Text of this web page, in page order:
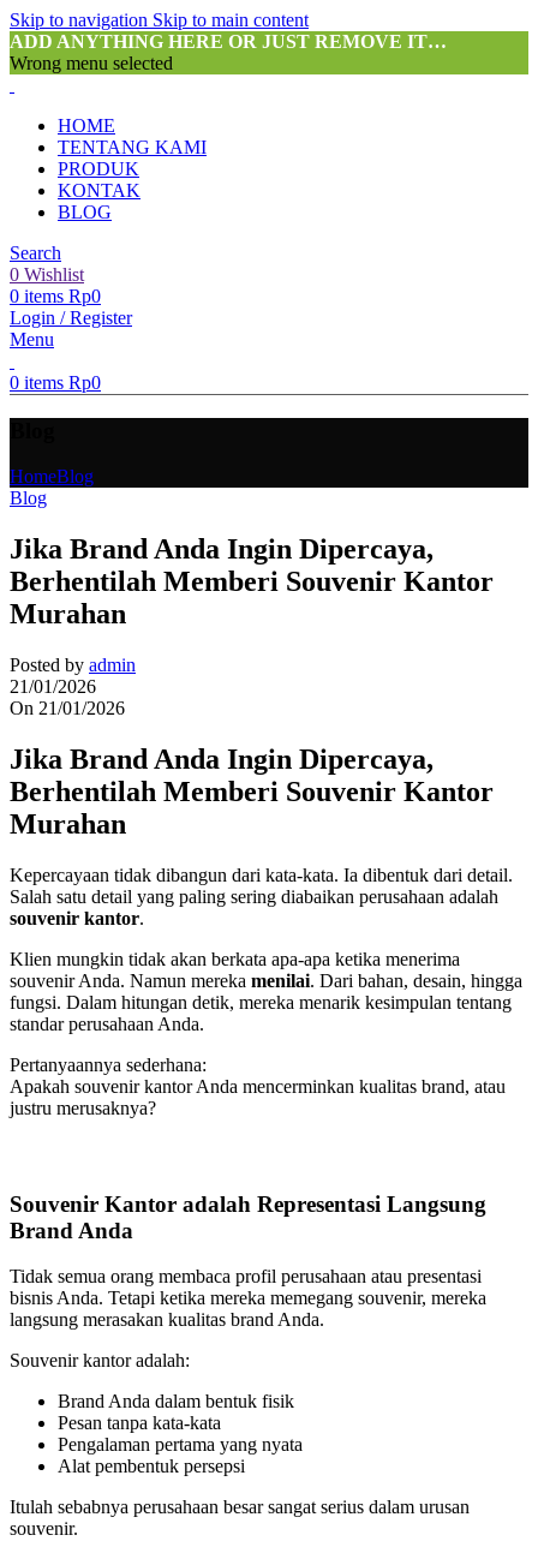
Skip to navigation Skip to main content
ADD ANYTHING HERE OR JUST REMOVE IT…
Wrong menu selected
HOME
TENTANG KAMI
PRODUK
KONTAK
BLOG
Search
0 Wishlist
0 items Rp0
Login / Register
Menu
0 items Rp0
HomeBlog
Blog
Jika Brand Anda Ingin Dipercaya,
Berhentilah Memberi Souvenir Kantor
Murahan
Posted by admin
21/01/2026
On 21/01/2026
Jika Brand Anda Ingin Dipercaya,
Berhentilah Memberi Souvenir Kantor
Murahan
Kepercayaan tidak dibangun dari kata-kata. Ia dibentuk dari detail.
Salah satu detail yang paling sering diabaikan perusahaan adalah
souvenir kantor.
Klien mungkin tidak akan berkata apa-apa ketika menerima
souvenir Anda. Namun mereka menilai. Dari bahan, desain, hingga
fungsi. Dalam hitungan detik, mereka menarik kesimpulan tentang
standar perusahaan Anda.
Pertanyaannya sederhana:
Apakah souvenir kantor Anda mencerminkan kualitas brand, atau
justru merusaknya?
Souvenir Kantor adalah Representasi Langsung
Brand Anda
Tidak semua orang membaca profil perusahaan atau presentasi
bisnis Anda. Tetapi ketika mereka memegang souvenir, mereka
langsung merasakan kualitas brand Anda.
Souvenir kantor adalah:
Brand Anda dalam bentuk fisik
Pesan tanpa kata-kata
Pengalaman pertama yang nyata
Alat pembentuk persepsi
Itulah sebabnya perusahaan besar sangat serius dalam urusan
souvenir.